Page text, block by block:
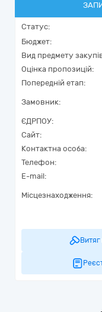
Статус:
Бюджет:
Вид предмету
Оцінка пропозицій:
Попередній етап:
Замовник:
ЄДРПОУ:
Сайт:
Контактна особа:
Телефон:
E-mail:
Місцезнаходження:
Витяг